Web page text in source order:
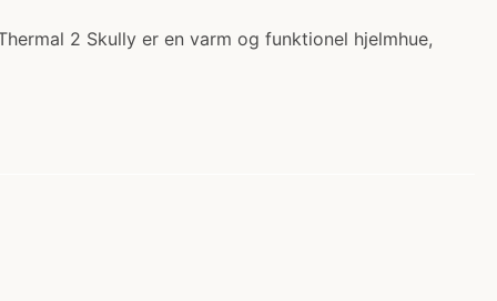
2 Skully er en varm og funktionel hjelmhue,